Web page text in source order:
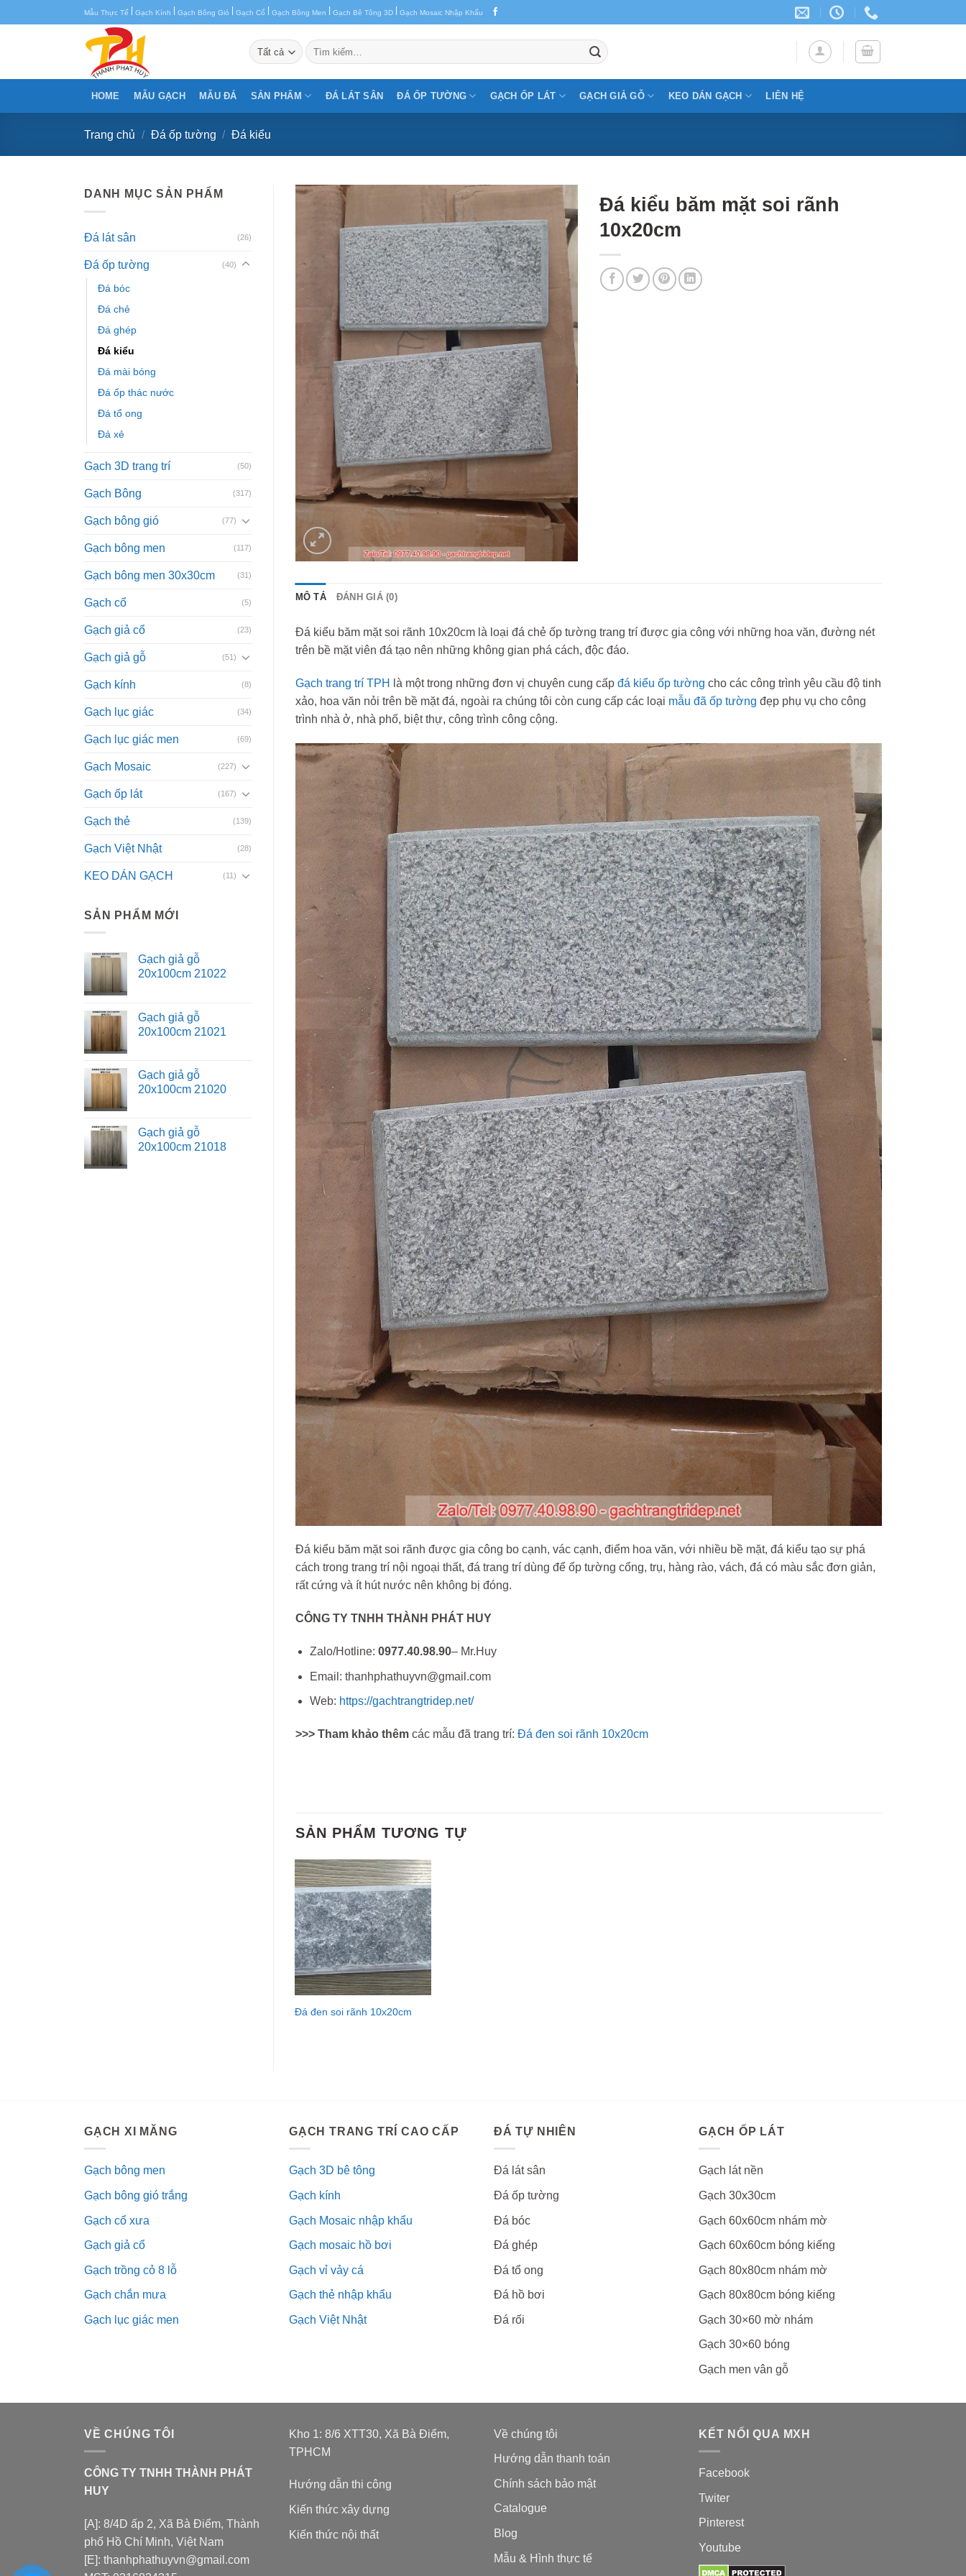
đến
Mẫu Thực Tế | Gạch Kính | Gạch Bông Gió | Gạch Cổ | Gạch Bông Men | Gạch Bê Tông 3D | Gạch Mosaic Nhập Khẩu
Tìm
kiếm:
HOME MẪU GẠCH MẪU ĐÁ SẢN PHẨM ĐÁ LÁT SÂN ĐÁ ỐP TƯỜNG GẠCH ỐP LÁT GẠCH GIẢ GỖ KEO DÁN GẠCH LIÊN HỆ
Trang chủ / Đá ốp tường / Đá kiểu
DANH MỤC SẢN PHẨM
Đá lát sân (26)
Đá ốp tường (40)
Đá bóc
Đá chẻ
Đá ghép
Đá kiểu
Đá mài bóng
Đá ốp thác nước
Đá tổ ong
Đá xẻ
Gạch 3D trang trí (50)
Gạch Bông (317)
Gạch bông gió (77)
Gạch bông men (117)
Gạch bông men 30x30cm (31)
Gạch cổ (5)
Gạch giả cổ (23)
Gạch giả gỗ (51)
Gạch kính (8)
Gạch lục giác (34)
Gạch lục giác men (69)
Gạch Mosaic (227)
Gạch ốp lát (167)
Gạch thẻ (139)
Gạch Việt Nhật (28)
KEO DÁN GẠCH (11)
SẢN PHẨM MỚI
Gạch giả gỗ
20x100cm 21022
Gạch giả gỗ
20x100cm 21021
Gạch giả gỗ
20x100cm 21020
Gạch giả gỗ
20x100cm 21018
Đá kiểu băm mặt soi rãnh
10x20cm
MÔ TẢ ĐÁNH GIÁ (0)
Đá kiểu băm mặt soi rãnh 10x20cm là loại đá chẻ ốp tường trang trí được gia công với những hoa văn, đường nét
trên bề mặt viên đá tạo nên những không gian phá cách, độc đáo.
Gạch trang trí TPH là một trong những đơn vị chuyên cung cấp đá kiểu ốp tường cho các công trình yêu cầu độ tinh
xảo, hoa văn nỏi trên bề mặt đá, ngoài ra chúng tôi còn cung cấp các loại mẫu đã ốp tường đẹp phụ vụ cho công
trình nhà ở, nhà phố, biệt thự, công trình công cộng.
Đá kiểu băm mặt soi rãnh được gia công bo cạnh, vác cạnh, điểm hoa văn, với nhiều bề mặt, đá kiểu tạo sự phá
cách trong trang trí nội ngoại thất, đá trang trí dùng để ốp tường cổng, trụ, hàng rào, vách, đá có màu sắc đơn giản,
rất cứng và ít hút nước nên không bị đóng.
CÔNG TY TNHH THÀNH PHÁT HUY
Zalo/Hotline:0977.40.98.90– Mr.Huy
Email: thanhphathuyvn@gmail.com
Web: https://gachtrangtridep.net/
>>> Tham khảo thêmcác mẫu đã trang trí: Đá đen soi rãnh 10x20cm
SẢN PHẨM TƯƠNG TỰ
Đá đen soi rãnh 10x20cm
GẠCH XI MĂNG
Gạch bông men
Gạch bông gió trắng
Gạch cổ xưa
Gạch giả cổ
Gạch trồng cỏ 8 lỗ
Gạch chắn mưa
Gạch lục giác men
GẠCH TRANG TRÍ CAO CẤP
Gạch 3D bê tông
Gạch kính
Gạch Mosaic nhập khẩu
Gạch mosaic hồ bơi
Gạch vỉ vảy cá
Gạch thẻ nhập khẩu
Gạch Việt Nhật
ĐÁ TỰ NHIÊN
Đá lát sân
Đá ốp tường
Đá bóc
Đá ghép
Đá tổ ong
Đá hồ bơi
Đá rối
GẠCH ỐP LÁT
Gạch lát nền
Gạch 30x30cm
Gạch 60x60cm nhám mờ
Gạch 60x60cm bóng kiếng
Gạch 80x80cm nhám mờ
Gạch 80x80cm bóng kiếng
Gạch 30×60 mờ nhám
Gạch 30×60 bóng
Gạch men vân gỗ
VỀ CHÚNG TÔI
CÔNG TY TNHH THÀNH PHÁT
HUY
[A]: 8/4D ấp 2, Xã Bà Điểm, Thành
phố Hồ Chí Minh, Việt Nam
[E]: thanhphathuyvn@gmail.com
Kho 1: 8/6 XTT30, Xã Bà Điểm,
TPHCM
Hướng dẫn thi công
Kiến thức xây dựng
Kiến thức nội thất
Về chúng tôi
Hướng dẫn thanh toán
Chính sách bảo mật
Catalogue
Blog
Mẫu & Hình thực tế
KẾT NỐI QUA MXH
Facebook
Twiter
Pinterest
Youtube